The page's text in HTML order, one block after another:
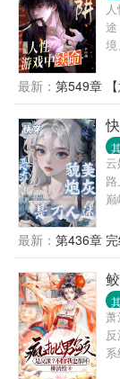
最新： 第549章
弃
二
人
(
最新： 第436章